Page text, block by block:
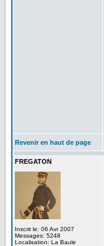
Revenir en haut de page
FREGATON
Inscrit le: 06 Avr 2007
Messages: 5248
Localisation: La Baule